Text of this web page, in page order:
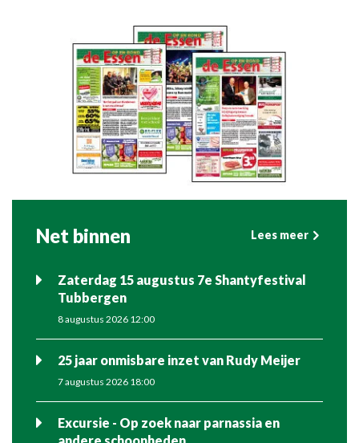
Net binnen Lees meer
Zaterdag 15 augustus 7e Shantyfestival
Tubbergen
8 augustus 2026 12:00
25 jaar onmisbare inzet van Rudy Meijer
7 augustus 2026 18:00
Excursie - Op zoek naar parnassia en